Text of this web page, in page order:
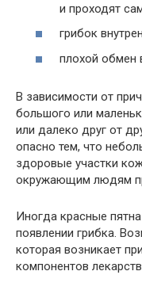
и проходят
грибок
плохой обмен
В зависимости от
большого или
или далеко друг от
опасно тем, что
здоровые участки
окружающим людям
Иногда красные
появлении грибка.
которая возникает
компонентов